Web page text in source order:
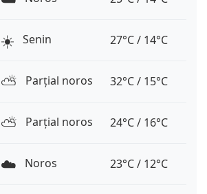
☀️ Senin 27°C / 14°C
⛅️ Parțial noros 32°C / 15°C
⛅️ Parțial noros 24°C / 16°C
☁️ Noros 23°C / 12°C